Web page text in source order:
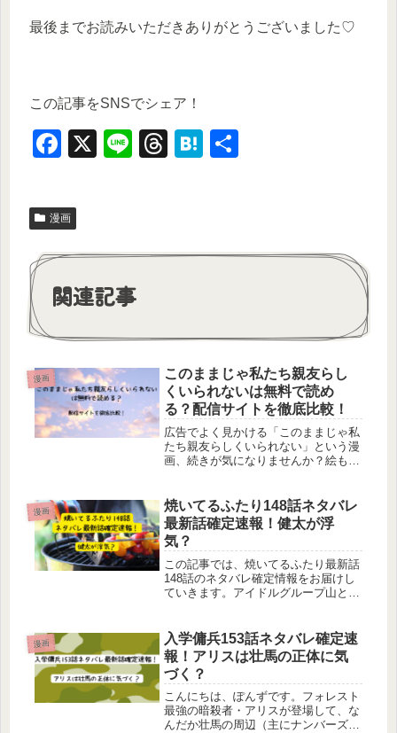
最後までお読みいただきありがとうございました♡
この記事をSNSでシェア！
F
c
e
b
o
o
k
X
Li
T
d
H
a
漫画
関連記事
漫画
このままじゃ私たち親友らし
くいられないは無料で読め
る？配信サイトを徹底比較！
広告でよく見かける「このままじゃ私
たち親友らしくいられない」という漫
画、続きが気になりませんか？絵もキ
で読みたい！・・・・それが無理なら
せめてお得に読める方法を知りたいと
こ...
漫画
焼いてるふたり148話ネタバレ
最新話確定速報！健太が浮
気？
この記事では、焼いてるふたり最新話
148話のネタバレ確定情報をお届けし
ていきます。アイドルグループ山と海
インだったのでほぼ出番なしでした。
148話では、2人の様子が描かれる...
漫画
入学傭兵153話ネタバレ確定速
報！アリスは壮馬の正体に気
づく？
こんにちは、ぽんずです。フォレスト
最強の暗殺者・アリスが登場して、な
んだか壮馬の周辺（主にナンバーズの